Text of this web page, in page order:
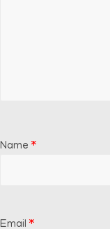
Name *
Email *